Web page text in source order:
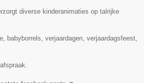
diverse kinderanimaties op talrijke
babyborrels, verjaardagen, verjaardagsfeest,